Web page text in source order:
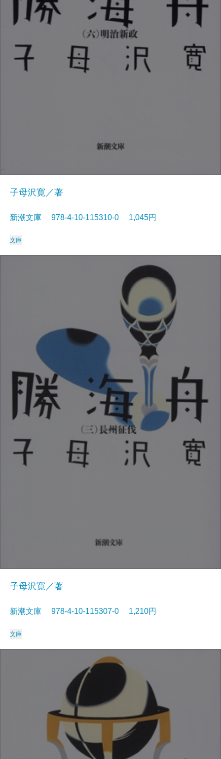
子母沢寛／著
新潮文庫 978-4-10-115310-0 1,045円
文庫
子母沢寛／著
新潮文庫 978-4-10-115307-0 1,210円
文庫